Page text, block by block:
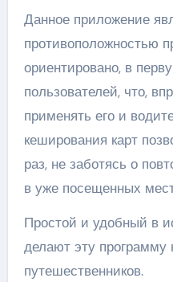
Данное приложение
противоположностью
ориентировано, в
пользователей, что,
применять его и
кеширования карт
раз, не заботясь о
в уже посещенных
Простой и удобный в
делают эту
путешественников.